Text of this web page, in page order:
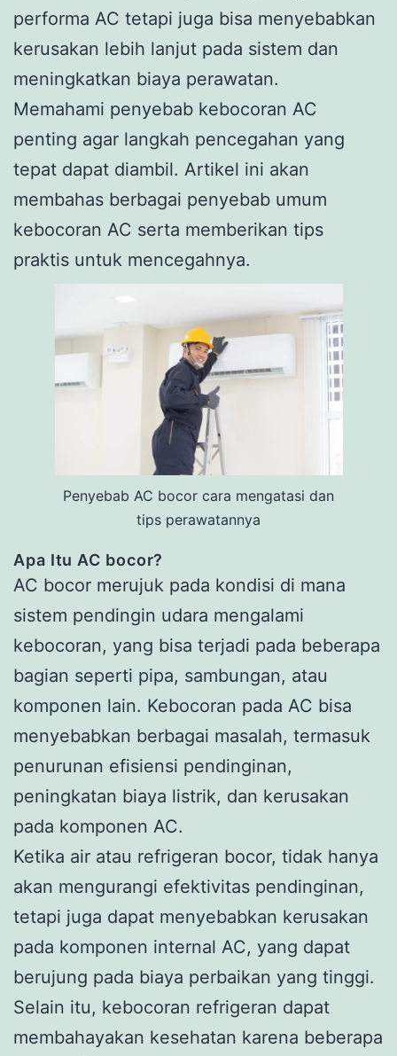
performa AC tetapi juga bisa menyebabkan
kerusakan lebih lanjut pada sistem dan
meningkatkan biaya perawatan.
Memahami penyebab kebocoran AC
penting agar langkah pencegahan yang
tepat dapat diambil. Artikel ini akan
membahas berbagai penyebab umum
kebocoran AC serta memberikan tips
praktis untuk mencegahnya.
Penyebab AC bocor cara mengatasi dan
tips perawatannya
Apa Itu AC bocor?
AC bocor merujuk pada kondisi di mana
sistem pendingin udara mengalami
kebocoran, yang bisa terjadi pada beberapa
bagian seperti pipa, sambungan, atau
komponen lain. Kebocoran pada AC bisa
menyebabkan berbagai masalah, termasuk
penurunan efisiensi pendinginan,
peningkatan biaya listrik, dan kerusakan
pada komponen AC.
Ketika air atau refrigeran bocor, tidak hanya
akan mengurangi efektivitas pendinginan,
tetapi juga dapat menyebabkan kerusakan
pada komponen internal AC, yang dapat
berujung pada biaya perbaikan yang tinggi.
Selain itu, kebocoran refrigeran dapat
membahayakan kesehatan karena beberapa